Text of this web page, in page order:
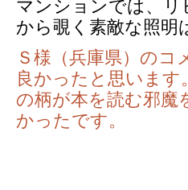
マンションでは、
から覗く素敵な照明
Ｓ様（兵庫県）の
良かったと思いま
の柄が本を読む邪魔
かったです。